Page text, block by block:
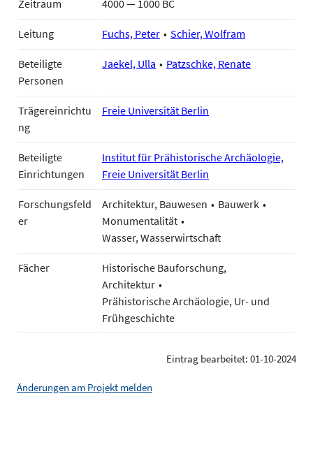
Zeitraum 4000 — 1000 BC
Leitung Fuchs, Peter Schier, Wolfram
Beteiligte
Personen
Jaekel, Ulla Patzschke, Renate
Trägereinrichtu
ng
Freie Universität Berlin
Beteiligte
Einrichtungen
Institut für Prähistorische Archäologie,
Freie Universität Berlin
Forschungsfeld
er
Architektur, Bauwesen
Bauwerk
Monumentalität
Wasser, Wasserwirtschaft
Fächer
Historische Bauforschung,
Architektur
Prähistorische Archäologie, Ur- und
Frühgeschichte
Eintrag bearbeitet: 01-10-2024
Änderungen am Projekt melden